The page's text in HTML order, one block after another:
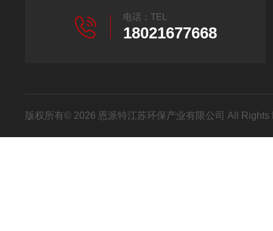
电话：TEL
18021677668
版权所有© 2026 恩派特江苏环保产业有限公司 All